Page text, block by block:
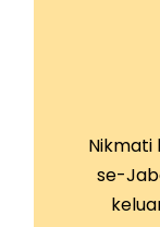
Nikmati
se-